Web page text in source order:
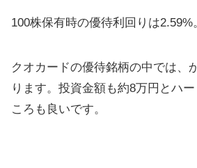
100株保有時の優待利回りは2.59%
クオカードの優待銘柄の中では、
ります。投資金額も約8万円とハ
ころも良いです。